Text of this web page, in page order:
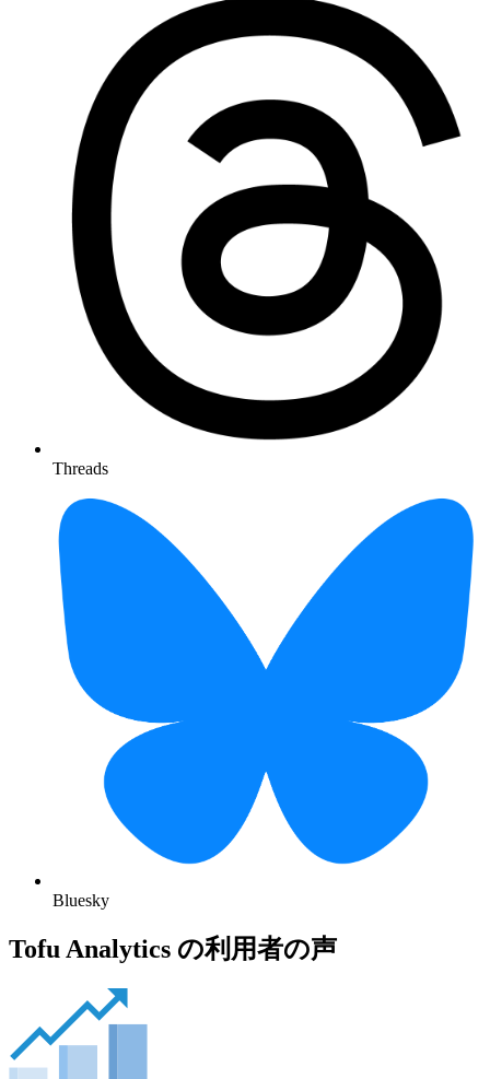
Threads
Bluesky
Tofu Analytics の利用者の声